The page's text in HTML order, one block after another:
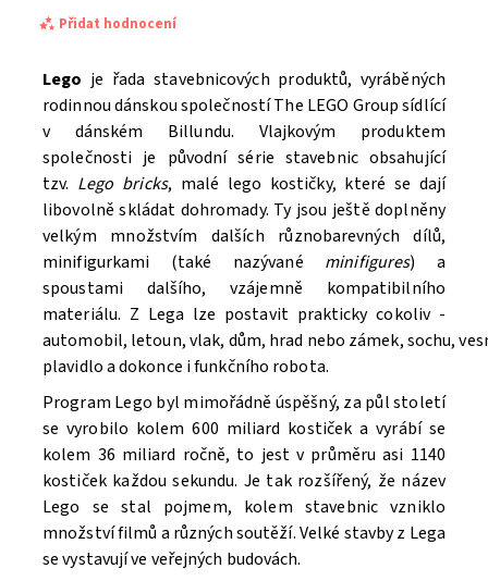
Přidat hodnocení
Souhlasím seZpracováním osobních údajů.
Lego je řada stavebnicových produktů, vyráběných
rodinnou dánskou společností The LEGO Group sídlící
v dánském Billundu. Vlajkovým produktem
společnosti je původní série stavebnic obsahující
tzv. Lego bricks, malé lego kostičky, které se dají
libovolně skládat dohromady. Ty jsou ještě doplněny
velkým množstvím dalších různobarevných dílů,
minifigurkami (také nazývané minifigures) a
spoustami dalšího, vzájemně kompatibilního
materiálu. Z Lega lze postavit prakticky cokoliv -
automobil, letoun, vlak, dům, hrad nebo zámek, sochu,
plavidlo a dokonce i funkčního robota.
Program Lego byl mimořádně úspěšný, za půl století
se vyrobilo kolem 600 miliard kostiček a vyrábí se
kolem 36 miliard ročně, to jest v průměru asi 1140
kostiček každou sekundu. Je tak rozšířený, že název
Lego se stal pojmem, kolem stavebnic vzniklo
množství filmů a různých soutěží. Velké stavby z Lega
se vystavují ve veřejných budovách.